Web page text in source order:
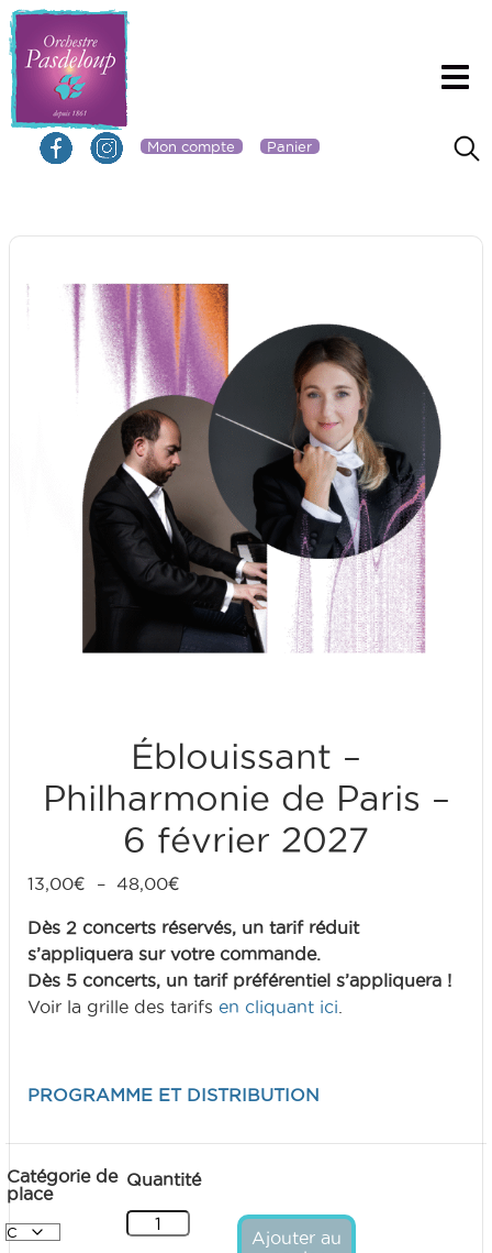
Mon compte Panier
Éblouissant –
Philharmonie de Paris –
6 février 2027
13,00€ – 48,00€
Dès 2 concerts réservés, un tarif réduit
s’appliquera sur votre commande.
Dès 5 concerts, un tarif préférentiel s’appliquera !
Voir la grille des tarifs en cliquant ici
PROGRAMME ET DISTRIBUTION
Catégorie de
place
Ajouter au